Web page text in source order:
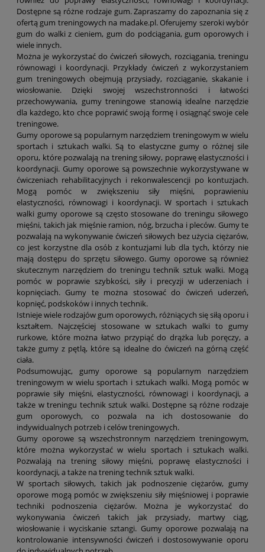
Dostępne są różne rodzaje gum. Zapraszamy do zapoznania się z
ofertą gum treningowych na madake.pl. Oferujemy szeroki wybór
gum do walki z cieniem, gum do podciągania, gum oporowych i
wiele innych.
Można je wykorzystać do ćwiczeń siłowych, rozciągania, treningu
równowagi i koordynacji. Przykłady ćwiczeń z wykorzystaniem
gum treningowych obejmują przysiady, rozciąganie, skakanie i
wiosłowanie. Dzięki swojej wszechstronności i łatwości
przechowywania, gumy treningowe stanowią idealne narzędzie
dla każdego, kto chce poprawić swoją formę i osiągnąć swoje cele
treningowe.
Gumy oporowe są popularnym narzędziem treningowym w wielu
sportach i sztukach walki. Są to elastyczne gumy o różnej sile
oporu, które pozwalają na trening siłowy, poprawę elastyczności i
koordynacji. Gumy oporowe są powszechnie wykorzystywane w
ćwiczeniach rehabilitacyjnych i rekonwalescencji po kontuzjach.
Mogą pomóc w zwiększeniu siły mięśni, poprawieniu
elastyczności, równowagi i koordynacji. W sportach i sztukach
walki gumy oporowe są często stosowane do treningu siłowego
mięśni, takich jak mięśnie ramion, nóg, brzucha i pleców. Gumy te
pozwalają na wykonywanie ćwiczeń siłowych bez użycia ciężarów,
co jest korzystne dla osób z kontuzjami lub dla tych, którzy nie
mają dostępu do sprzętu siłowego. Gumy oporowe są również
skutecznym narzędziem do treningu technik sztuk walki. Mogą
pomóc w poprawie szybkości, siły i precyzji w uderzeniach i
kopnięciach. Gumy te można stosować do ćwiczeń uderzeń,
kopnięć, podskoków i innych technik.
Istnieje wiele rodzajów gum oporowych, różniących się siłą oporu i
kształtem. Najczęściej stosowane w sztukach walki to gumy
rurkowe, które można łatwo przypiąć do drążka lub poręczy, a
także gumy z pętlą, które są idealne do ćwiczeń na górną część
ciała.
Podsumowując, gumy oporowe są popularnym narzędziem
treningowym w wielu sportach i sztukach walki. Mogą pomóc w
poprawie siły mięśni, elastyczności, równowagi i koordynacji, a
także w treningu technik sztuk walki. Dostępne są różne rodzaje
gum oporowych, co pozwala na ich dostosowanie do
indywidualnych potrzeb i celów treningowych.
Gumy oporowe są wszechstronnym narzędziem treningowym,
które można wykorzystać w wielu sportach i sztukach walki.
Pozwalają na trening siłowy mięśni, poprawę elastyczności i
koordynacji, a także na trening technik sztuk walki.
W sportach siłowych, takich jak podnoszenie ciężarów, gumy
oporowe mogą pomóc w zwiększeniu siły mięśniowej i poprawie
techniki podnoszenia ciężarów. Można je wykorzystać do
wykonywania ćwiczeń takich jak przysiady, martwy ciąg,
wiosłowanie i wyciskanie sztangi. Gumy oporowe pozwalają na
kontrolowanie intensywności ćwiczeń i dostosowywanie oporu